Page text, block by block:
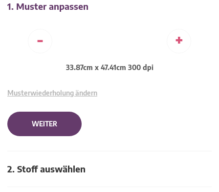
1. Muster anpassen
- +
33.87cm x 47.41cm 300 dpi
Musterwiederholung ändern
WEITER
2. Stoff auswählen